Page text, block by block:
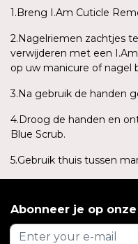
1.Breng I.Am Cuticle
2.Nagelriemen zachtjes
verwijderen met een
op uw manicure of nagel
3.Na gebruik de handen
4.Droog de handen en
Blue Scrub.
5.Gebruik thuis tussen
Abonneer je op